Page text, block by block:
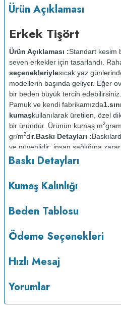
Ürün Açıklaması
Erkek Tişört
Ürün Açıklaması :Standart kesim
seven erkekler için tasarlandı.
seçenekleriylesıcak yaz
modellerin başında geliyor. Eğer
bir beden büyük tercih edebilirsiniz.
Pamuk ve kendi fabrikamızda
kumaşkullanılarak üretilen, özel
bir üründür. Ürünün kumaş m2
gr/m2dir. Baskı Detayları :
ve güvenlidir; insan sağlığına
Bakım : Kısa programda
Kuru temizleme yapılmaz.
Baskı Detayları
Kumaş Kalınlığı
Beden Tablosu
Ödeme Seçenekleri
Hızlı Mesaj
Yorumlar